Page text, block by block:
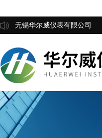
无锡华尔威仪表有限公司